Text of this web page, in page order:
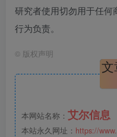
研究者使用切勿用于任何
行为负责。
© 版权声明
本网站名称： 艾尔信息
本站永久网址： https://